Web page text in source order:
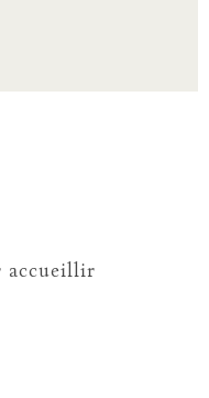
accueillir